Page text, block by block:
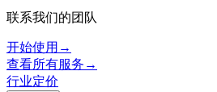
联系我们的团队
开始使用 →
查看所有服务 →
行业定价